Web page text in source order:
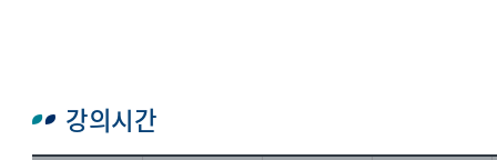
강의시간